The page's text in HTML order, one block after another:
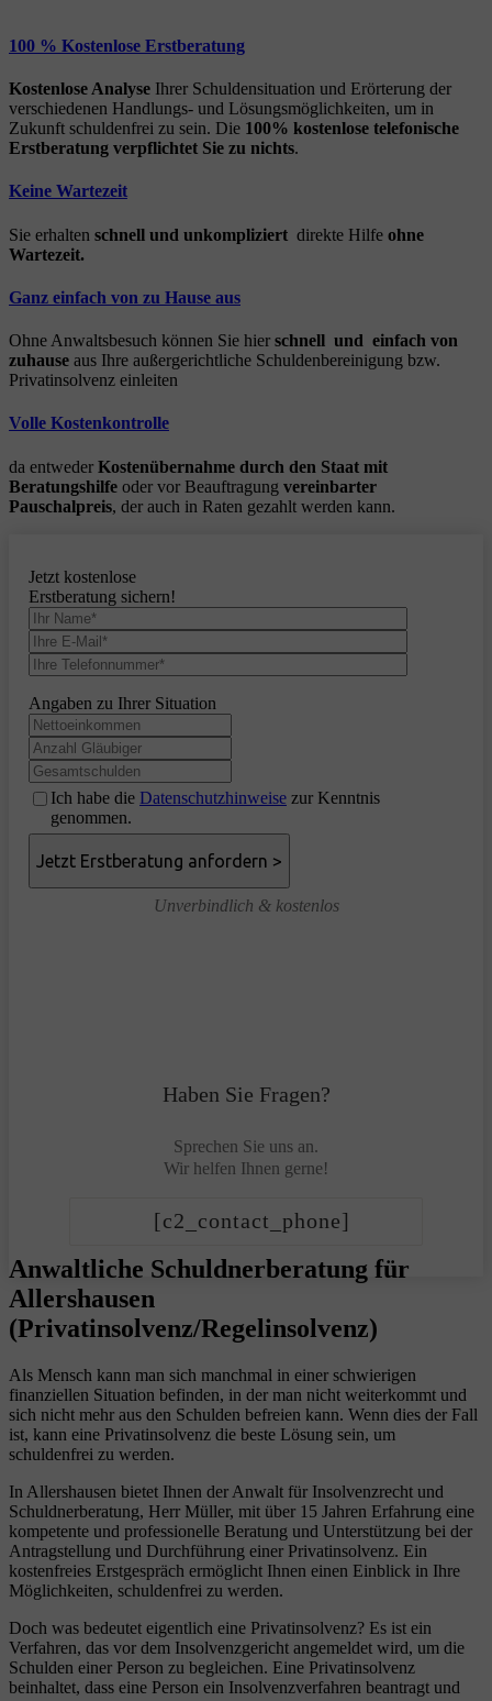
100 % Kostenlose Erstberatung
Kostenlose Analyse Ihrer Schuldensituation und Erörterung der
verschiedenen Handlungs- und Lösungsmöglichkeiten, um in
Zukunft schuldenfrei zu sein. Die 100% kostenlose telefonische
Erstberatung verpflichtet Sie zu nichts.
Keine Wartezeit
Sie erhalten schnell und unkompliziert direkte Hilfe ohne
Wartezeit.
Ganz einfach von zu Hause aus
Ohne Anwaltsbesuch können Sie hier schnell und einfach von
zuhause aus Ihre außergerichtliche Schuldenbereinigung bzw.
Privatinsolvenz einleiten
Volle Kostenkontrolle
da entweder Kostenübernahme durch den Staat mit
Beratungshilfe oder vor Beauftragung vereinbarter
Pauschalpreis, der auch in Raten gezahlt werden kann.
Jetzt kostenlose
Erstberatung sichern!
Angaben zu Ihrer Situation
Ich habe die Datenschutzhinweise zur Kenntnis
genommen.
Unverbindlich & kostenlos
Haben Sie Fragen?
Sprechen Sie uns an.
Wir helfen Ihnen gerne!
[c2_contact_phone]
Anwaltliche Schuldnerberatung für
Allershausen
(Privatinsolvenz/Regelinsolvenz)
Als Mensch kann man sich manchmal in einer schwierigen
finanziellen Situation befinden, in der man nicht weiterkommt und
sich nicht mehr aus den Schulden befreien kann. Wenn dies der Fall
ist, kann eine Privatinsolvenz die beste Lösung sein, um
schuldenfrei zu werden.
In Allershausen bietet Ihnen der Anwalt für Insolvenzrecht und
Schuldnerberatung, Herr Müller, mit über 15 Jahren Erfahrung eine
kompetente und professionelle Beratung und Unterstützung bei der
Antragstellung und Durchführung einer Privatinsolvenz. Ein
kostenfreies Erstgespräch ermöglicht Ihnen einen Einblick in Ihre
Möglichkeiten, schuldenfrei zu werden.
Doch was bedeutet eigentlich eine Privatinsolvenz? Es ist ein
Verfahren, das vor dem Insolvenzgericht angemeldet wird, um die
Schulden einer Person zu begleichen. Eine Privatinsolvenz
beinhaltet, dass eine Person ein Insolvenzverfahren beantragt und